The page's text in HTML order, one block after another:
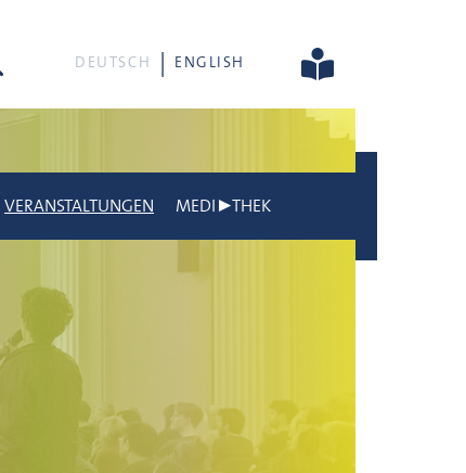
DEUTSCH ENGLISH
VERANSTALTUNGEN MEDI▶THEK